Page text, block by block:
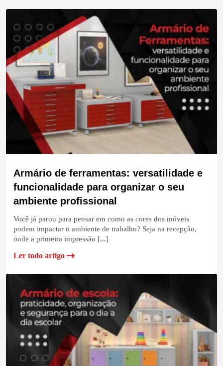
Armário de ferramentas: versatilidade e
funcionalidade para organizar o seu
ambiente profissional
Você já parou para pensar em como as cores dos móveis
podem impactar o ambiente de trabalho? Seja na recepção,
onde a primeira impressão [...]
Ler todo artigo